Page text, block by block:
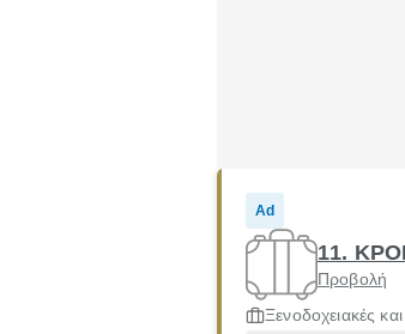
Ad
11.
Προβολή
Ξενοδοχειακές